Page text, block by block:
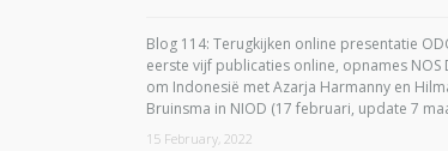
Blog 114: Terugkijken online presentatie
eerste vijf publicaties online, opnames NOS
om Indonesië met Azarja Harmanny en
Bruinsma in NIOD (17 februari, update 7
15 February, 2022